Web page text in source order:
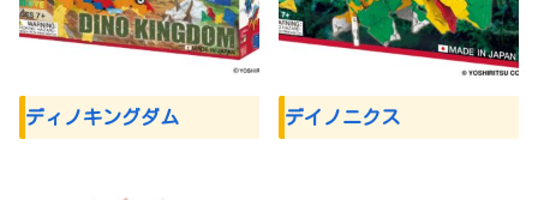
ディノキングダム デイノニクス